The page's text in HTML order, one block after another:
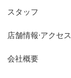
スタッフ
店舗情報·アクセス
会社概要